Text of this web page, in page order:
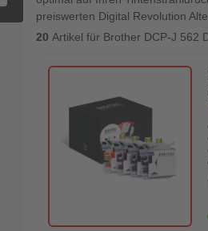
preiswerten Digital Revolution
20 Artikel für Brother DCP-J 562